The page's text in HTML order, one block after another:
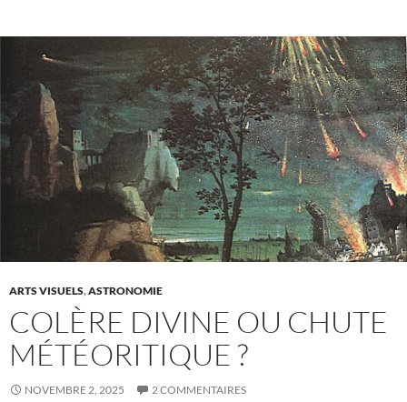
ARTS VISUELS,ASTRONOMIE
COLÈRE DIVINE OU CHUTE
MÉTÉORITIQUE ?
NOVEMBRE 2, 2025 2 COMMENTAIRES